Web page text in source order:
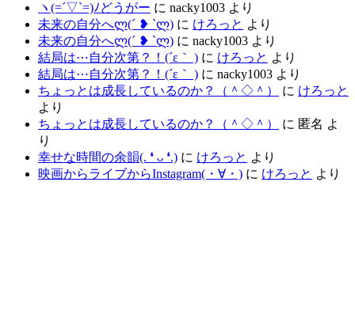
ヽ(=´▽`=)ﾉどうがー に nacky1003 より
未来の自分へლ⁠(⁠´⁠ ⁠❥⁠ ⁠`⁠ლ⁠) に けろっと より
未来の自分へლ⁠(⁠´⁠ ⁠❥⁠ ⁠`⁠ლ⁠) に nacky1003 より
結局は⋯自分次第？！(´ε｀ ) に けろっと より
結局は⋯自分次第？！(´ε｀ ) に nacky1003 より
ちょっとは成長しているのか？（＾◇＾）
に けろっと
より
ちょっとは成長しているのか？（＾◇＾）
に 匿名 よ
り
幸せな時間の余韻(⁠.⁠ ⁠❛⁠ ⁠ᴗ⁠ ⁠❛⁠.⁠) に けろっと より
映画からライブからInstagram(⁠・⁠∀⁠・⁠) に けろっと より